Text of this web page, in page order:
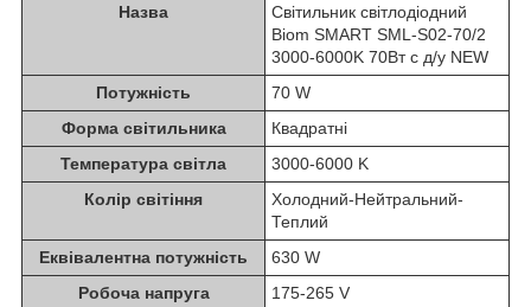
Назва
Світильник світлодіодний
Biom SMART SML-S02-70/2
3000-6000K 70Вт с д/у NEW
Потужність
70 W
Форма світильника
Квадратні
Температура світла
3000-6000 K
Колір світіння
Холодний-Нейтральний-
Теплий
Еквівалентна потужність
630 W
Робоча напруга
175-265 V